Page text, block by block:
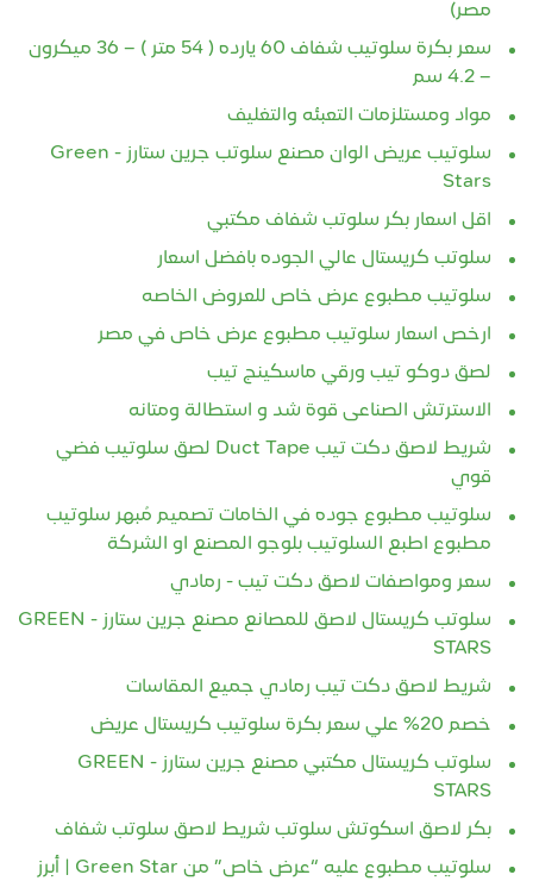
مصر)
سعر بكرة سلوتيب شفاف 60 يارده ( 54 متر ) – 36 ميكرون
– 4.2 سم
مواد ومستلزمات التعبئه والتغليف
سلوتيب عريض الوان مصنع سلوتب جرين ستارز - Green
Stars
اقل اسعار بكر سلوتب شفاف مكتبي
سلوتب كريستال عالي الجوده بافضل اسعار
سلوتيب مطبوع عرض خاص للعروض الخاصه
ارخص اسعار سلوتيب مطبوع عرض خاص في مصر
لصق دوكو تيب ورقي ماسكينج تيب
الاسترتش الصناعى قوة شد و استطالة ومتانه
شريط لاصق دكت تيب Duct Tape لصق سلوتيب فضي
قوي
سلوتيب مطبوع جوده في الخامات تصميم مُبهر سلوتيب
مطبوع اطبع السلوتيب بلوجو المصنع او الشركة
سعر ومواصفات لاصق دكت تيب - رمادي
سلوتب كريستال لاصق للمصانع مصنع جرين ستارز - GREEN
STARS
شريط لاصق دكت تيب رمادي جميع المقاسات
خصم 20% علي سعر بكرة سلوتيب كريستال عريض
سلوتب كريستال مكتبي مصنع جرين ستارز - GREEN
STARS
بكر لاصق اسكوتش سلوتب شريط لاصق سلوتب شفاف
سلوتيب مطبوع عليه “عرض خاص” من Green Star | أبرز